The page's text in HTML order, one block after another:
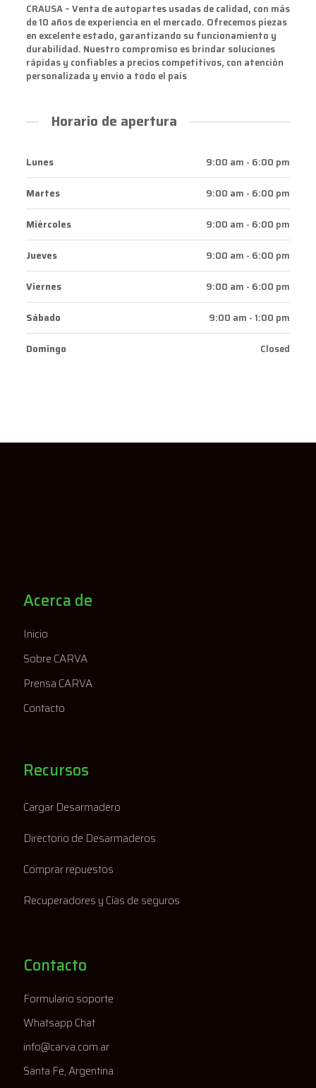
CRAUSA – Venta de autopartes usadas de calidad, con más
de 10 años de experiencia en el mercado. Ofrecemos piezas
en excelente estado, garantizando su funcionamiento y
durabilidad. Nuestro compromiso es brindar soluciones
rápidas y confiables a precios competitivos, con atención
personalizada y envío a todo el país
Horario de apertura
Lunes 9:00 am - 6:00 pm
Martes 9:00 am - 6:00 pm
Miércoles 9:00 am - 6:00 pm
Jueves 9:00 am - 6:00 pm
Viernes 9:00 am - 6:00 pm
Sábado 9:00 am - 1:00 pm
Domingo Closed
Acerca de
Inicio
Sobre CARVA
Prensa CARVA
Contacto
Recursos
Cargar Desarmadero
Directorio de Desarmaderos
Comprar repuestos
Recuperadores y Cías de seguros
Contacto
Formulario soporte
Whatsapp Chat
info@carva.com.ar
Santa Fe, Argentina